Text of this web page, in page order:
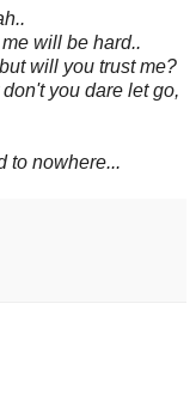
will be hard..
will you trust me?
you dare let go,
to nowhere...